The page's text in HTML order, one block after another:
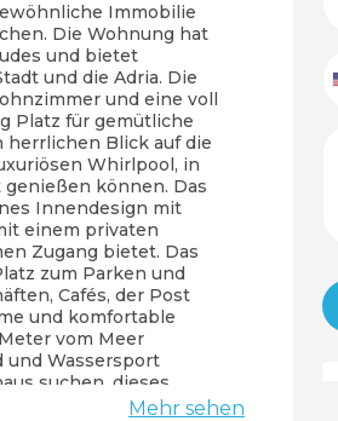
Immobilie
Die Wohnung hat
und bietet
und die Adria. Die
und eine voll
Platz für gemütliche
herrlichen Blick auf die
Whirlpool, in
können. Das
Innendesign mit
einem privaten
Zugang bietet. Das
zum Parken und
Cafés, der Post
und komfortable
vom Meer
und Wassersport
suchen, dieses
und Bequemlichkeit
Mehr sehen